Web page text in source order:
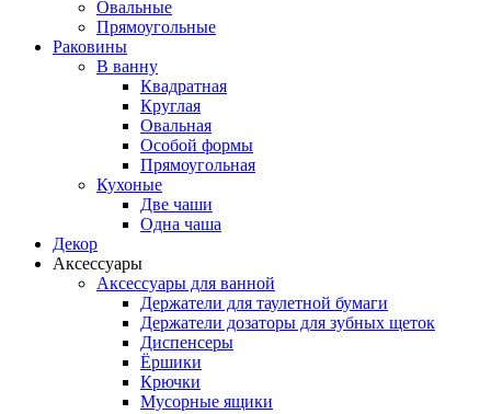
Овальные
Прямоугольные
Раковины
В ванну
Квадратная
Круглая
Овальная
Особой формы
Прямоугольная
Кухоные
Две чаши
Одна чаша
Декор
Аксессуары
Аксессуары для ванной
Держатели для таулетной бумаги
Держатели дозаторы для зубных щеток
Диспенсеры
Ёршики
Крючки
Мусорные ящики